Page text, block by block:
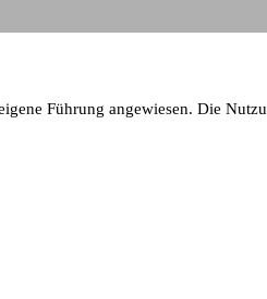
Führung angewiesen. Die